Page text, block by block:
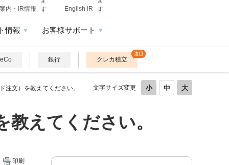
内・IR情報 English IR
情報 お客様サポート
銀行 クレカ積立
文字サイズ変更
注文）を教えてください。
えてください。
印刷